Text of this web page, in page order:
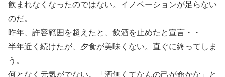
飲まれなくなったのではない。イノベーションが足らない
のだ。
昨年、許容範囲を超えたと、飲酒を止めたと宣言・・
半年近く続けたが、夕食が美味くない。直ぐに終ってしま
う。
何となく元気がでない。「酒無くてなんの己が命かな」と